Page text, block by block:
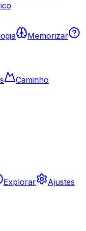
Memorizar
Caminho
Explorar Ajustes